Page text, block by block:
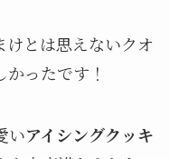
とは思えないクオ
ったです！
いアイシングクッキ